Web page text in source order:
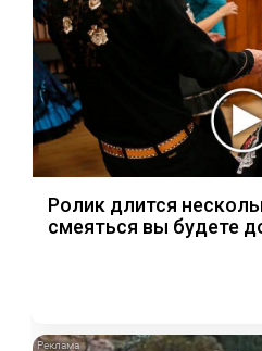
Ролик длится
смеяться вы будете